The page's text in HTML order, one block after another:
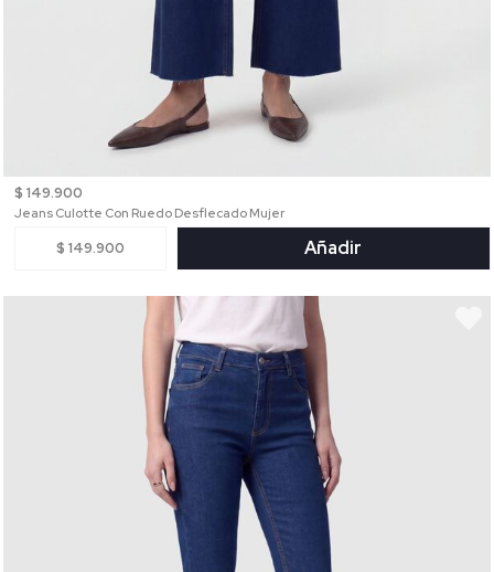
$ 149.900
Jeans Culotte Con Ruedo Desflecado Mujer
$ 149.900 Añadir